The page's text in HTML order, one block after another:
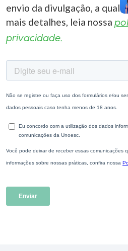
envio da divulgação, a
mais detalhes, leia nossa
privacidade.